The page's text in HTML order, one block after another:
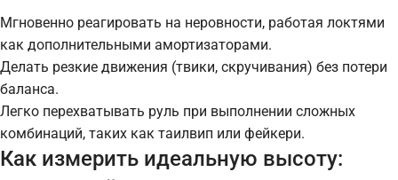
Мгновенно реагировать на неровности, работая локтями
как дополнительными амортизаторами.
Делать резкие движения (твики, скручивания) без потери
баланса.
Легко перехватывать руль при выполнении сложных
комбинаций, таких как таилвип или фейкери.
Как измерить идеальную высоту: